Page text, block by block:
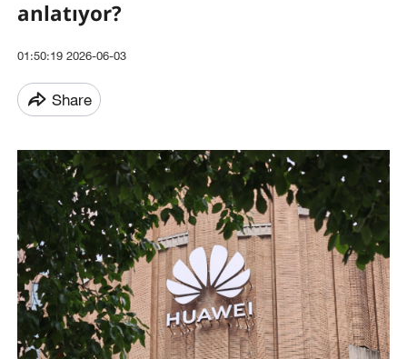
anlatıyor?
01:50:19 2026-06-03
Share